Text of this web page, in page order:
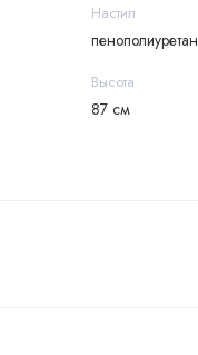
Настил
пенополиуретан
Высота
87 см